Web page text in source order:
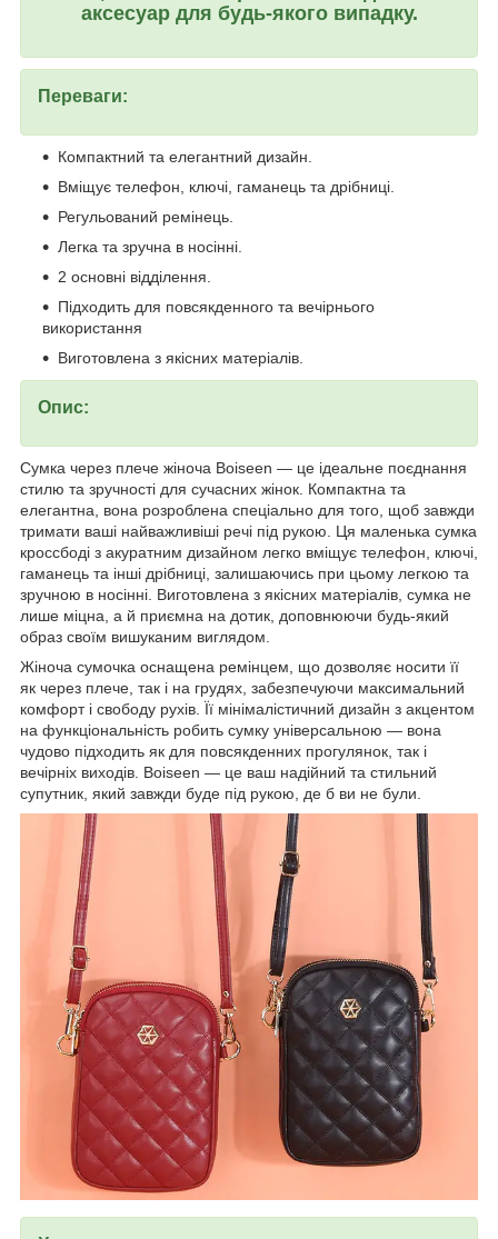
аксесуар для будь-якого випадку.
Переваги:
Компактний та елегантний дизайн.
Вміщує телефон, ключі, гаманець та дрібниці.
Регульований ремінець.
Легка та зручна в носінні.
2 основні відділення.
Підходить для повсякденного та вечірнього
використання
Виготовлена з якісних матеріалів.
Опис:
Сумка через плече жіноча Boiseen — це ідеальне поєднання
стилю та зручності для сучасних жінок. Компактна та
елегантна, вона розроблена спеціально для того, щоб завжди
тримати ваші найважливіші речі під рукою. Ця маленька сумка
кроссбоді з акуратним дизайном легко вміщує телефон, ключі,
гаманець та інші дрібниці, залишаючись при цьому легкою та
зручною в носінні. Виготовлена з якісних матеріалів, сумка не
лише міцна, а й приємна на дотик, доповнюючи будь-який
образ своїм вишуканим виглядом.
Жіноча сумочка оснащена ремінцем, що дозволяє носити її
як через плече, так і на грудях, забезпечуючи максимальний
комфорт і свободу рухів. Її мінімалістичний дизайн з акцентом
на функціональність робить сумку універсальною — вона
чудово підходить як для повсякденних прогулянок, так і
вечірніх виходів. Boiseen — це ваш надійний та стильний
супутник, який завжди буде під рукою, де б ви не були.